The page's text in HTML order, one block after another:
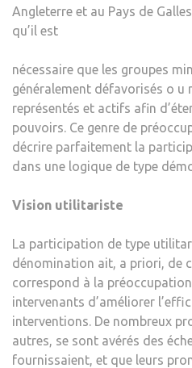
Angleterre et au Pays de
qu’il est
nécessaire que les groupes
généralement défavorisés o u
représentés et actifs afin
pouvoirs. Ce genre de
décrire parfaitement la
dans une logique de type
Vision utilitariste
La participation de type
dénomination ait, a priori, de
correspond à la
intervenants d’améliorer
interventions. De nombreux
autres, se sont avérés des
fournissaient, et que leurs